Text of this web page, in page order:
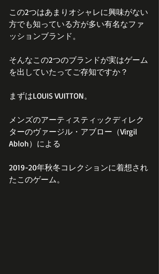
この2つはあまりオシャレに興味がない
方でも知っている方が多い有名なファ
ッションブランド。
そんなこの2つのブランドが実はゲーム
を出していたってご存知ですか？
まずはLOUIS VUITTON。
メンズのアーティスティックディレク
ターのヴァージル・アブロー（Virgil
Abloh）による
2019-20年秋冬コレクションに着想され
たこのゲーム。